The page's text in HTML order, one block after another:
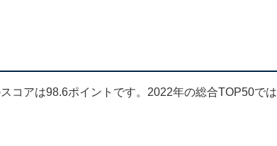
コアは98.6ポイントです。2022年の総合TOP50では